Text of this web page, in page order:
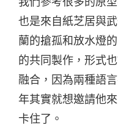
也是來自紙芝居與
蘭的搶孤和放水燈
的共同製作，形式
融合，因為兩種語
年其實就想邀請他
卡住了。